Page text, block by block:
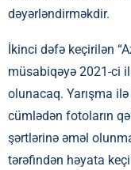
dəyərləndirməkdir.
İkinci dəfə keçirilən
müsabiqəyə 2021-ci
olunacaq. Yarışma
cümlədən fotoların
şərtlərinə əməl
tərəfindən həyata